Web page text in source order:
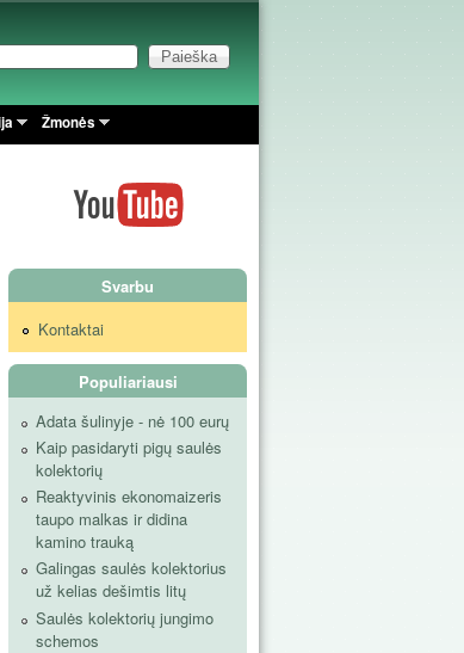
forma
Žmonės
Svarbu
Kontaktai
Populiariausi
Adata šulinyje - nė 100 eurų
Kaip pasidaryti pigų saulės
kolektorių
Reaktyvinis ekonomaizeris
taupo malkas ir didina
kamino trauką
Galingas saulės kolektorius
už kelias dešimtis litų
Saulės kolektorių jungimo
schemos